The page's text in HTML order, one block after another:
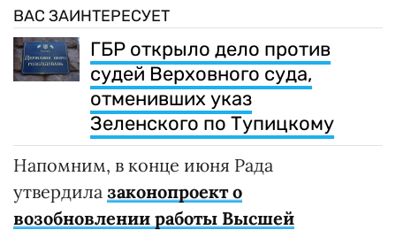
ВАС ЗАИНТЕРЕСУЕТ
ГБР открыло дело против
судей Верховного суда,
отменивших указ
Зеленского по Тупицкому
Напомним, в конце июня Рада
утвердила законопроект о
возобновлении работы Высшей